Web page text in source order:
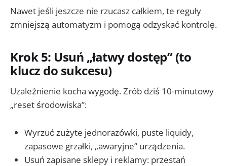
Nawet jeśli jeszcze nie rzucasz całkiem, te reguły
zmniejszą automatyzm i pomogą odzyskać kontrolę.
Krok 5: Usuń „łatwy dostęp” (to
klucz do sukcesu)
Uzależnienie kocha wygodę. Zrób dziś 10-minutowy
„reset środowiska”:
Wyrzuć zużyte jednorazówki, puste liquidy,
zapasowe grzałki, „awaryjne” urządzenia.
Usuń zapisane sklepy i reklamy: przestań